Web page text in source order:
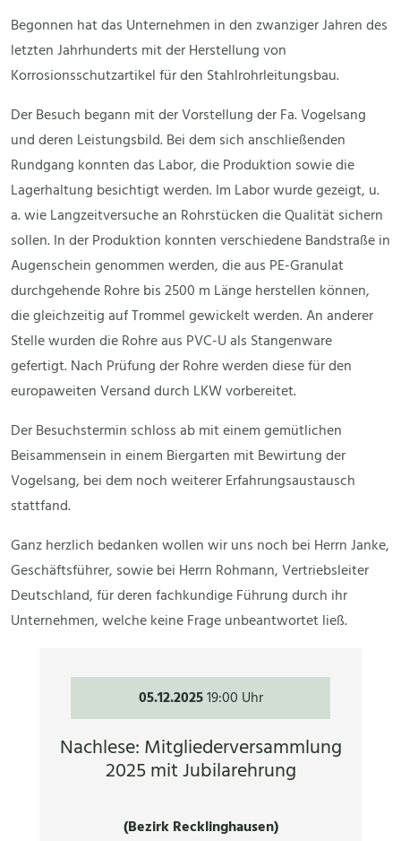
Begonnen hat das Unternehmen in den zwanziger Jahren des
letzten Jahrhunderts mit der Herstellung von
Korrosionsschutzartikel für den Stahlrohrleitungsbau.
Der Besuch begann mit der Vorstellung der Fa. Vogelsang
und deren Leistungsbild. Bei dem sich anschließenden
Rundgang konnten das Labor, die Produktion sowie die
Lagerhaltung besichtigt werden. Im Labor wurde gezeigt, u.
a. wie Langzeitversuche an Rohrstücken die Qualität sichern
sollen. In der Produktion konnten verschiedene Bandstraße in
Augenschein genommen werden, die aus PE-Granulat
durchgehende Rohre bis 2500 m Länge herstellen können,
die gleichzeitig auf Trommel gewickelt werden. An anderer
Stelle wurden die Rohre aus PVC-U als Stangenware
gefertigt. Nach Prüfung der Rohre werden diese für den
europaweiten Versand durch LKW vorbereitet.
Der Besuchstermin schloss ab mit einem gemütlichen
Beisammensein in einem Biergarten mit Bewirtung der
Vogelsang, bei dem noch weiterer Erfahrungsaustausch
stattfand.
Ganz herzlich bedanken wollen wir uns noch bei Herrn Janke,
Geschäftsführer, sowie bei Herrn Rohmann, Vertriebsleiter
Deutschland, für deren fachkundige Führung durch ihr
Unternehmen, welche keine Frage unbeantwortet ließ.
05.12.202519:00 Uhr
Nachlese: Mitgliederversammlung
2025 mit Jubilarehrung
(Bezirk Recklinghausen)